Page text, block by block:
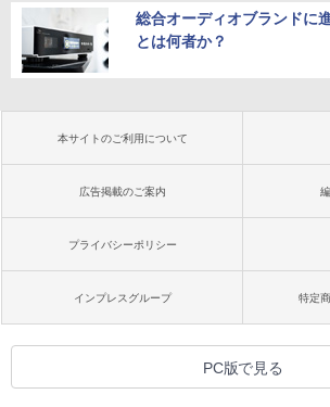
総合オーディオブランドに
とは何者か？
本サイトのご利用について
広告掲載のご案内
プライバシーポリシー
インプレスグループ 特定
PC版で見る